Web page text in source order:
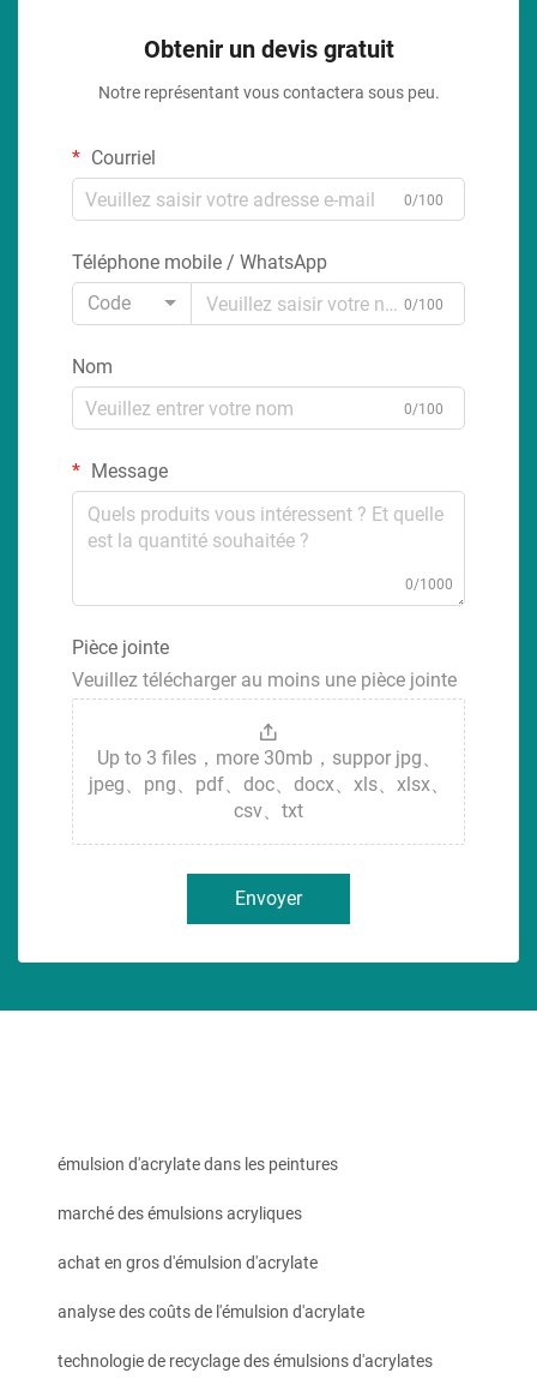
Obtenir un devis gratuit
Notre représentant vous contactera sous peu.
Courriel
0/100
Téléphone mobile / WhatsApp
Code
0/100
Nom
0/100
Message
0/1000
Pièce jointe
Veuillez télécharger au moins une pièce jointe
Up to 3 files，more 30mb，suppor jpg、
jpeg、png、pdf、doc、docx、xls、xlsx、
csv、txt
Envoyer
émulsion d'acrylate dans les peintures
marché des émulsions acryliques
achat en gros d'émulsion d'acrylate
analyse des coûts de l'émulsion d'acrylate
technologie de recyclage des émulsions d'acrylates